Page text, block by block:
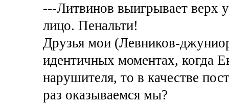
---Литвинов выигрывает верх
лицо. Пенальти!
Друзья мои (Левников-
идентичных моментах, когда
нарушителя, то в качестве
раз оказываемся мы?